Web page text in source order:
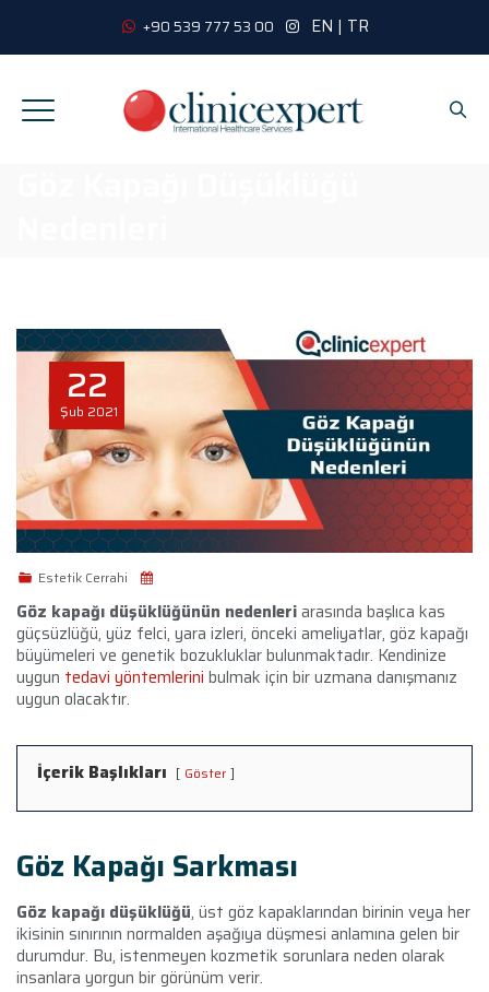
+90 539 777 53 00 EN | TR
22
Şub 2021
Estetik Cerrahi
Göz kapağı düşüklüğünün nedenleriarasında başlıca kas
güçsüzlüğü, yüz felci, yara izleri, önceki ameliyatlar, göz kapağı
büyümeleri ve genetik bozukluklar bulunmaktadır. Kendinize
uygun tedavi yöntemlerini bulmak için bir uzmana danışmanız
uygun olacaktır.
İçerik Başlıkları Göster
Göz Kapağı Sarkması
Göz kapağı düşüklüğü, üst göz kapaklarından birinin veya her
ikisinin sınırının normalden aşağıya düşmesi anlamına gelen bir
durumdur. Bu, istenmeyen kozmetik sorunlara neden olarak
insanlara yorgun bir görünüm verir.